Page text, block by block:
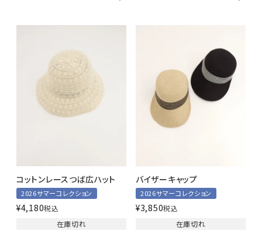
コットンレースつば広ハット
2026サマーコレクション
¥4,180税込
在庫切れ
バイザーキャップ
2026サマーコレクション
¥3,850税込
在庫切れ